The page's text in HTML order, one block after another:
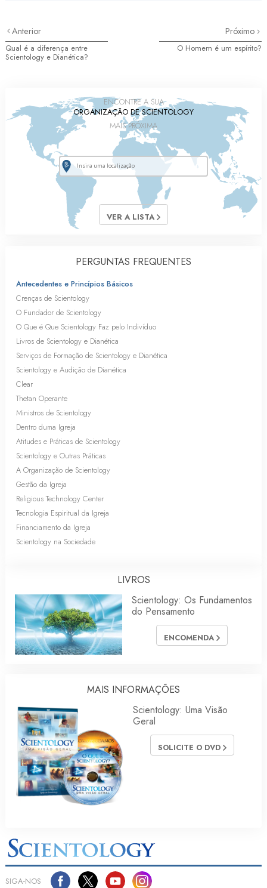
Anterior
Qual é a diferença entre
Scientology e Dianética?
Próximo
O Homem é um espírito?
ENCONTRE A SUA
ORGANIZAÇÃO DE SCIENTOLOGY
MAIS PRÓXIMA
VER A LISTA
PERGUNTAS FREQUENTES
Antecedentes e Princípios Básicos
Crenças de Scientology
O Fundador de Scientology
O Que é Que Scientology Faz pelo Indivíduo
Livros de Scientology e Dianética
Serviços de Formação de Scientology e Dianética
Scientology e Audição de Dianética
Clear
Thetan Operante
Ministros de Scientology
Dentro duma Igreja
Atitudes e Práticas de Scientology
Scientology e Outras Práticas
A Organização de Scientology
Gestão da Igreja
Religious Technology Center
Tecnologia Espiritual da Igreja
Financiamento da Igreja
Scientology na Sociedade
LIVROS
Scientology: Os Fundamentos
do Pensamento
ENCOMENDA
MAIS INFORMAÇÕES
Scientology: Uma Visão
Geral
SOLICITE O DVD
SIGA‑NOS